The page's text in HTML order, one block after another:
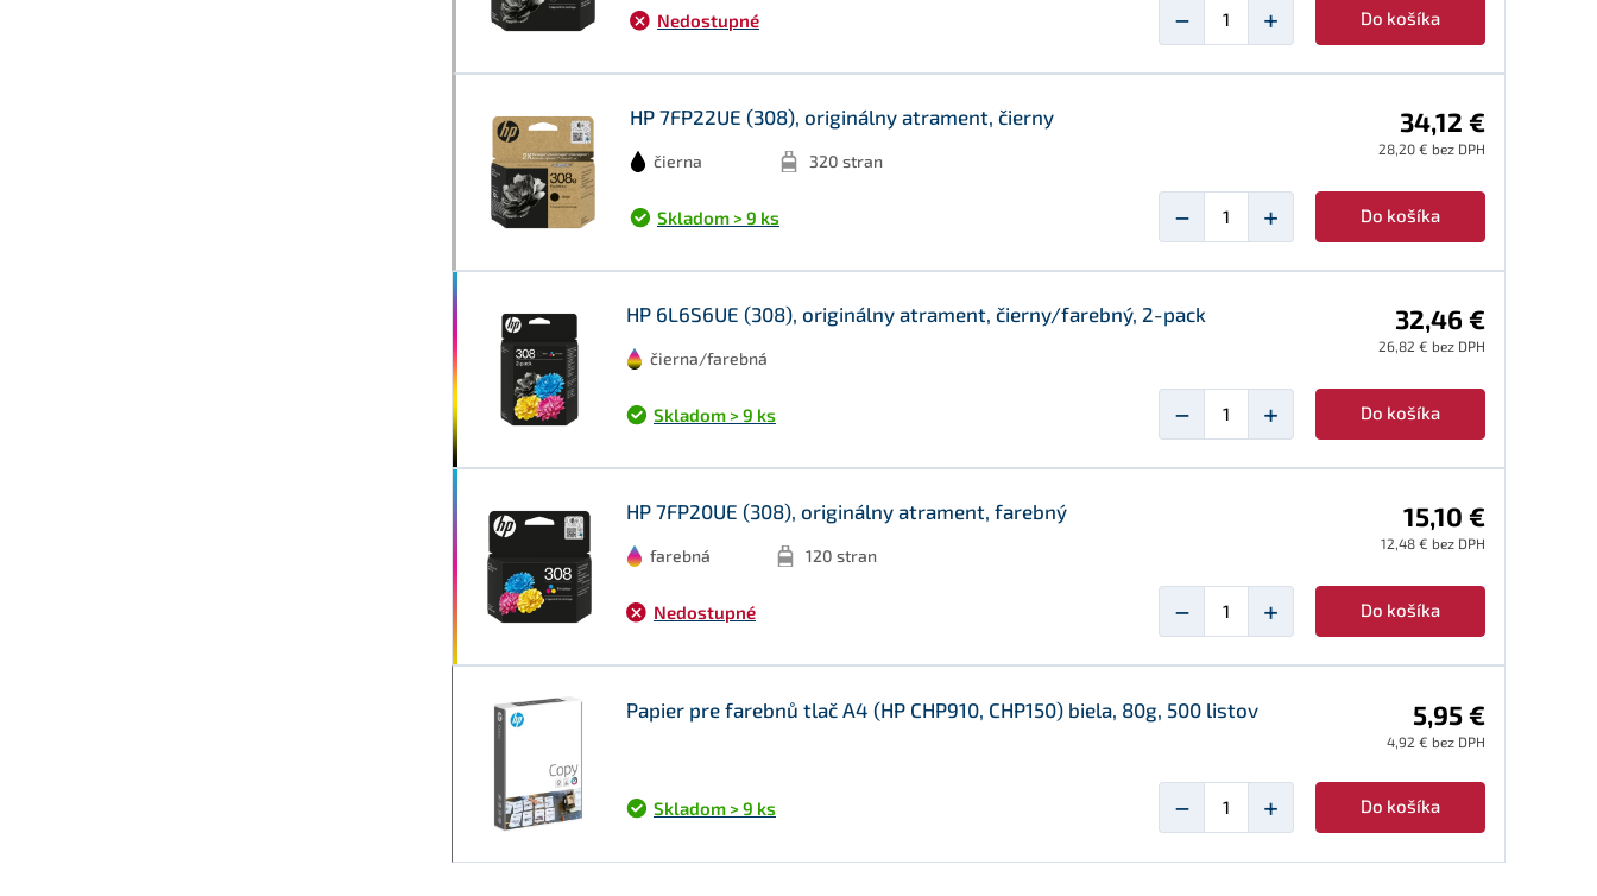
Nedostupné − + Do košíka
HP 7FP22UE (308), originálny atrament, čierny
čierna 320 stran
34,12 €
28,20 € bez DPH
Skladom > 9 ks − + Do košíka
HP 6L6S6UE (308), originálny atrament, čierny/farebný, 2-pack
čierna/farebná
32,46 €
26,82 € bez DPH
Skladom > 9 ks − + Do košíka
HP 7FP20UE (308), originálny atrament, farebný
farebná 120 stran
15,10 €
12,48 € bez DPH
Nedostupné − + Do košíka
Papier pre farebnů tlač A4 (HP CHP910, CHP150) biela, 80g, 500 listov 5,95 €
4,92 € bez DPH
Skladom > 9 ks − + Do košíka